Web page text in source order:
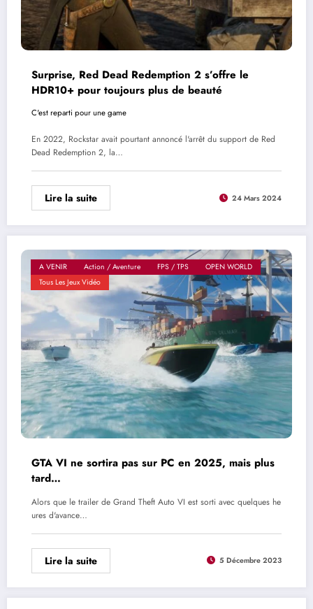
Surprise, Red Dead Redemption 2 s’offre le
HDR10+ pour toujours plus de beauté
C'est reparti pour une game
En 2022, Rockstar avait pourtant annoncé l'arrêt du support de Red
Dead Redemption 2, la…
Lire la suite 24 Mars 2024
A VENIR Action / Aventure FPS / TPS
OPEN WORLD
Tous Les Jeux Vidéo
GTA VI ne sortira pas sur PC en 2025, mais plus
tard…
Alors que le trailer de Grand Theft Auto VI est sorti avec quelques he
ures d'avance…
Lire la suite 5 Décembre 2023